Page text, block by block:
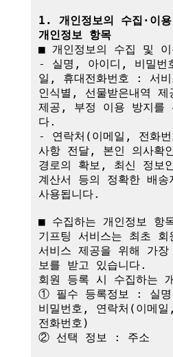
1. 개인정보의 수집·이
개인정보 항목
■ 개인정보의 수집 및 이
- 실명, 아이디, 비밀번
일, 휴대전화번호 : 서
인식별, 선물받은내역 제
제공, 부정 이용 방지를
다.
- 연락처(이메일, 전화
사항 전달, 본인 의사확
경로의 확보, 최신 정보
계산서 등의 정확한 배송
사용됩니다.
■ 수집하는 개인정보 항
기프팅 서비스는 최초 회
서비스 제공을 위해 가장
보를 받고 있습니다.
회원 등록 시 수집하는
① 필수 등록정보 : 실
비밀번호, 연락처(이메
전화번호)
② 선택 정보 : 주소